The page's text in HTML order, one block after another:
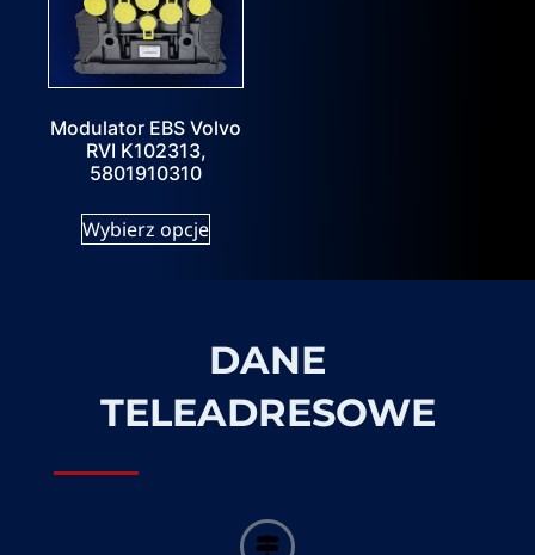
Modulator EBS Volvo
RVI K102313,
5801910310
Wybierz opcje
DANE
TELEADRESOWE